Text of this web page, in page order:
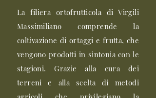
La filiera ortofrutticola di Virgili
Massimiliano comprende la
coltivazione di ortaggi e frutta, che
vengono prodotti in sintonia con le
stagioni. Grazie alla cura dei
terreni e alla scelta di metodi